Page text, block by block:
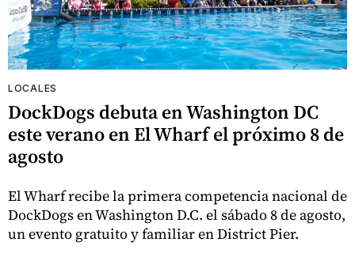
LOCALES
DockDogs debuta en Washington DC
este verano en El Wharf el próximo 8 de
agosto
El Wharf recibe la primera competencia nacional de
DockDogs en Washington D.C. el sábado 8 de agosto,
un evento gratuito y familiar en District Pier.